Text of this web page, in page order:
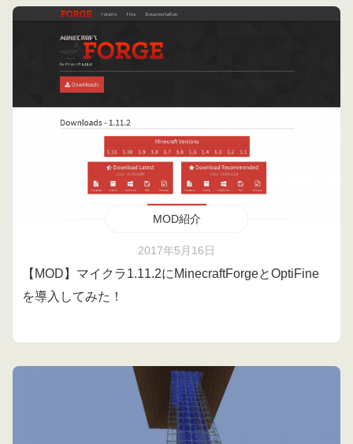
MOD紹介
2017年5月16日
【MOD】マイクラ1.11.2にMinecraftForgeとOptiFine
を導入してみた！